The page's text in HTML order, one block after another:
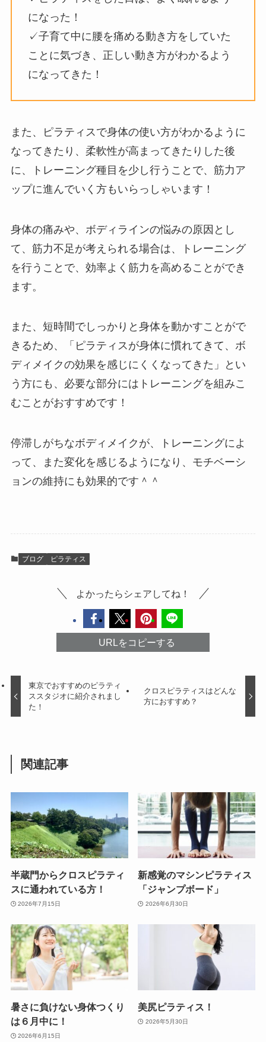
になった！
✓子育て中に腰を痛める動き方をしていた
ことに気づき、正しい動き方がわかるよう
になってきた！
また、ピラティスで身体の使い方がわかるように
なってきたり、柔軟性が高まってきたりした後
に、トレーニング種目を少し行うことで、筋力ア
ップに進んでいく方もいらっしゃいます！
身体の痛みや、ボディラインの悩みの原因とし
て、筋力不足が考えられる場合は、トレーニング
を行うことで、効率よく筋力を高めることができ
ます。
また、短時間でしっかりと身体を動かすことがで
きるため、「ピラティスが身体に慣れてきて、ボ
ディメイクの効果を感じにくくなってきた」とい
う方にも、必要な部分にはトレーニングを組みこ
むことがおすすめです！
停滞しがちなボディメイクが、トレーニングによ
って、また変化を感じるようになり、モチベーシ
ョンの維持にも効果的です＾＾
ブログ ピラティス
よかったらシェアしてね！
URLをコピーする
東京でおすすめのピラティ
ススタジオに紹介されまし
た！
クロスピラティスはどんな
方におすすめ？
関連記事
半蔵門からクロスピラティ
スに通われている方！
2026年7月15日
新感覚のマシンピラティス
「ジャンプボード」
2026年6月30日
暑さに負けない身体つくり
は６月中に！
2026年6月15日
美尻ピラティス！
2026年5月30日